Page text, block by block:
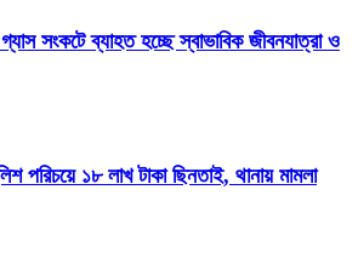
সংকটে ব্যাহত হচ্ছে স্বাভাবিক জীবনযাত্রা ও
পরিচয়ে ১৮ লাখ টাকা ছিনতাই, থানায় মামলা